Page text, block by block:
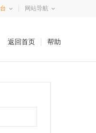
网站导航
返回首页 帮助